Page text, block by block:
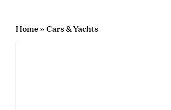
Home»Cars & Yachts